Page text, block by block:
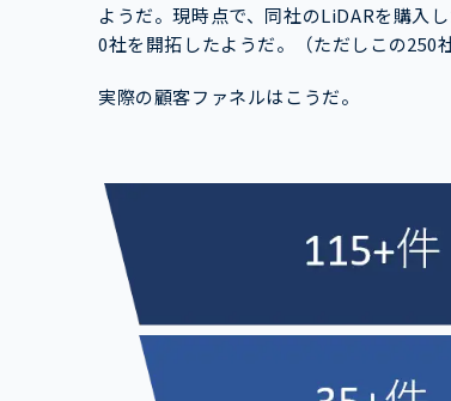
ようだ。現時点で、同社のLiDARを購入
0社を開拓したようだ。（ただしこの250
実際の顧客ファネルはこうだ。